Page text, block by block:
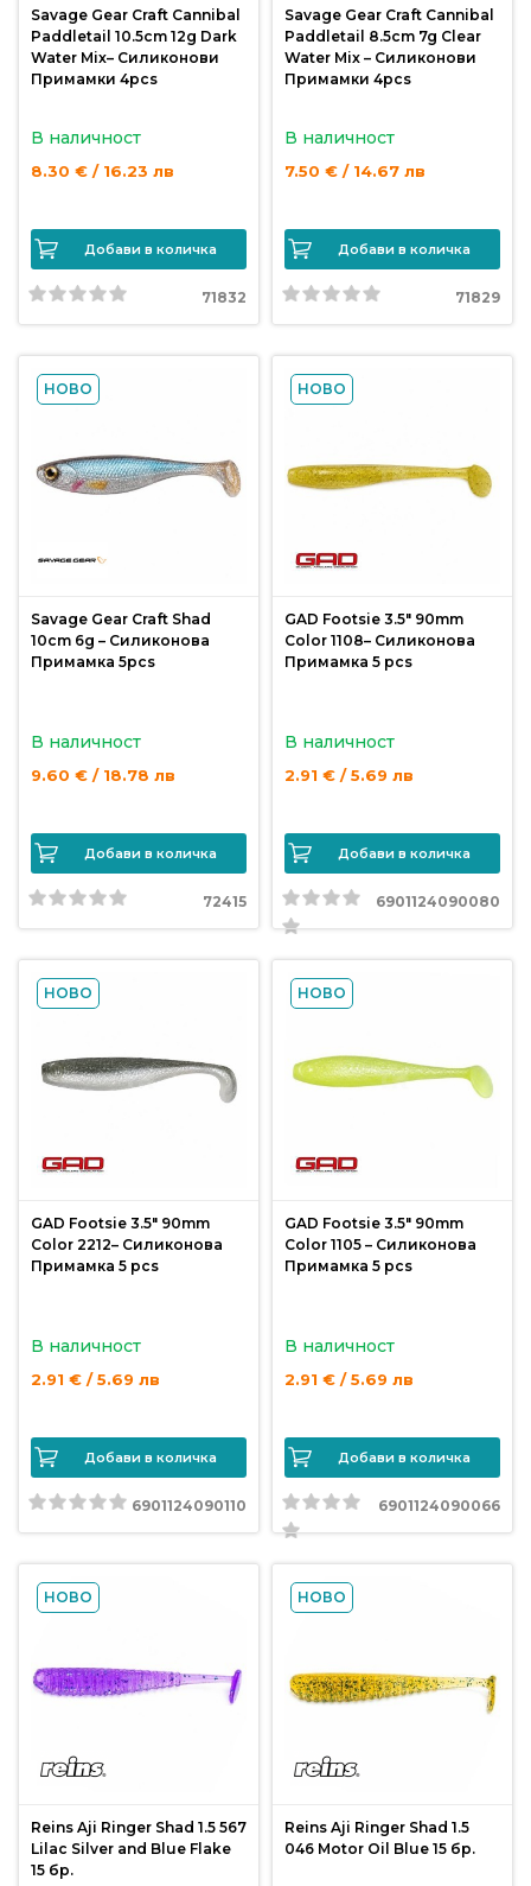
Savage Gear Craft Cannibal
Paddletail 10.5cm 12g Dark
Water Mix– Силиконови
Примамки 4pcs
В наличност
8.30 € / 16.23 лв
Добави в количка
71832
Savage Gear Craft Cannibal
Paddletail 8.5cm 7g Clear
Water Mix – Силиконови
Примамки 4pcs
В наличност
7.50 € / 14.67 лв
Добави в количка
71829
НОВО
Savage Gear Craft Shad
10cm 6g – Силиконова
Примамка 5pcs
В наличност
9.60 € / 18.78 лв
Добави в количка
72415
НОВО
GAD Footsie 3.5″ 90mm
Color 1108– Силиконова
Примамка 5 pcs
В наличност
2.91 € / 5.69 лв
Добави в количка
6901124090080
НОВО
GAD Footsie 3.5″ 90mm
Color 2212– Силиконова
Примамка 5 pcs
В наличност
2.91 € / 5.69 лв
Добави в количка
6901124090110
НОВО
GAD Footsie 3.5″ 90mm
Color 1105 – Силиконова
Примамка 5 pcs
В наличност
2.91 € / 5.69 лв
Добави в количка
6901124090066
НОВО
Reins Aji Ringer Shad 1.5 567
Lilac Silver and Blue Flake
15 бр.
НОВО
Reins Aji Ringer Shad 1.5
046 Motor Oil Blue 15 бр.